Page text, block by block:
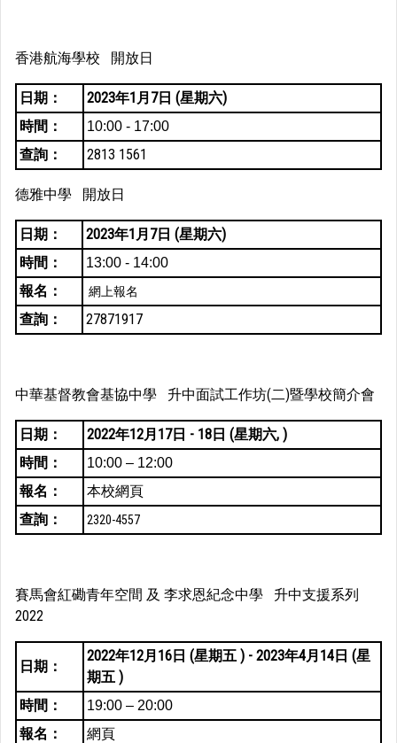
香港航海學校 開放日
日期：
2023年1月7日 (星期六)
時間：
10:00 - 17:00
查詢： 2813 1561
德雅中學 開放日
日期：
2023年1月7日 (星期六)
時間：
13:00 - 14:00
報名： 網上報名
查詢： 27871917
中華基督教會基協中學 升中面試工作坊(二)暨學校簡介會
日期： 2022年12月17日 - 18日 (星期六, )
時間：
10:00 – 12:00
報名：
本校網頁
查詢：
2320-4557
賽馬會紅磡青年空間 及 李求恩紀念中學 升中支援系列
2022
日期：
2022年12月16日 (星期五 ) - 2023年4月14日 (星
期五 )
時間：
19:00 – 20:00
報名： 網頁